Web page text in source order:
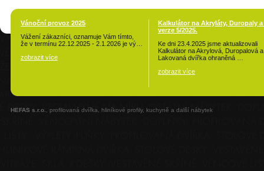
Vánoční provoz 2025
Vážení zákazníci, oznamuje Vám tímto,
že v termínu 22.12.2025 - 2.1.2026 je vý…
zobrazit více
Kalkulátor na Akryláty, Duropaly a
verze 5/2025.
Ke dni 23.4.2025 jsme aktualizovali
Kalkulátor na Akrylová, Duropalová a
Lakovaná dvířka ohraněná …
zobrazit více
HEFAS s.r.o. , profilovaná dvířka, hliníkové profily, kuchyně a další nábytek